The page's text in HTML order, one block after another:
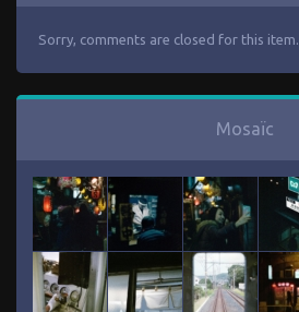
Sorry, comments are closed for this item.
Mosaïc